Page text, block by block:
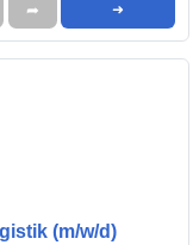
➦ ➜
(m/w/d)